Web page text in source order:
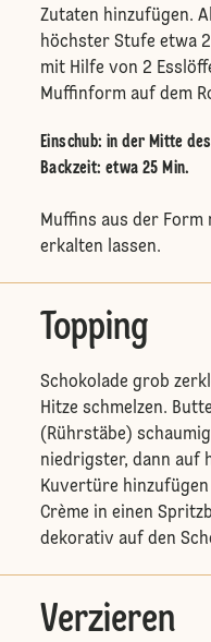
Zutaten hinzufügen.
höchster Stufe etwa
mit Hilfe von 2
Muffinform auf dem
Einschub:in der Mitte
Backzeit: etwa 25 Min.
Muffins aus der Form
erkalten lassen.
Topping
Schokolade grob
Hitze schmelzen.
(Rührstäbe)
niedrigster, dann auf
Kuvertüre
Crème in einen
dekorativ auf den
Verzieren